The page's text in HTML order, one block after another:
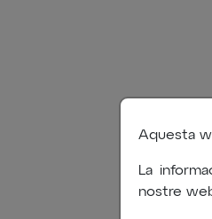
Aquesta
La
nostre